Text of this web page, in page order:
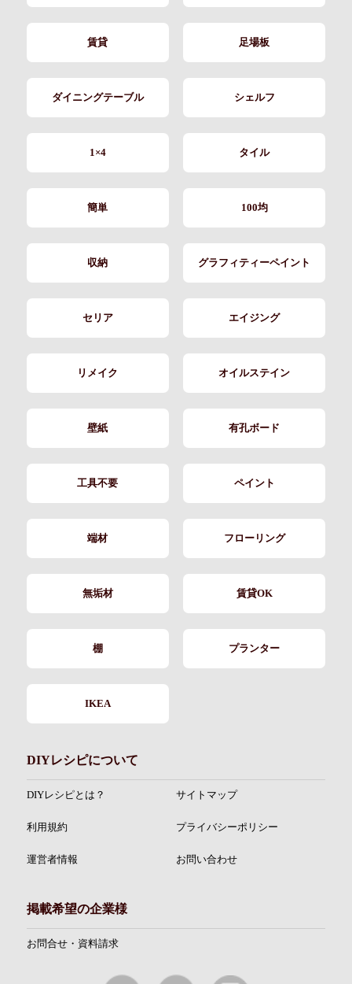
賃貸 足場板
ダイニングテーブル シェルフ
1×4 タイル
簡単 100均
収納 グラフィティーペイント
セリア エイジング
リメイク オイルステイン
壁紙 有孔ボード
工具不要 ペイント
端材 フローリング
無垢材 賃貸OK
棚 プランター
IKEA
DIYレシピについて
DIYレシピとは？ サイトマップ
利用規約 プライバシーポリシー
運営者情報 お問い合わせ
掲載希望の企業様
お問合せ・資料請求